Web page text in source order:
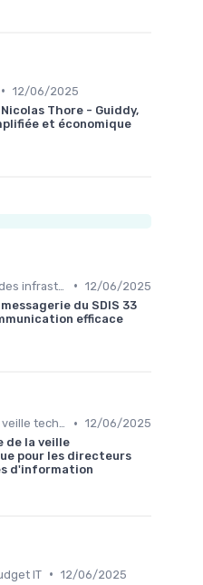
• 12/06/2025
Nicolas Thore - Guiddy,
et économique
• 12/06/2025
du SDIS 33
efficace
Innovation et veille technologique • 12/06/2025
de la veille
pour les directeurs
d'information
IT • 12/06/2025